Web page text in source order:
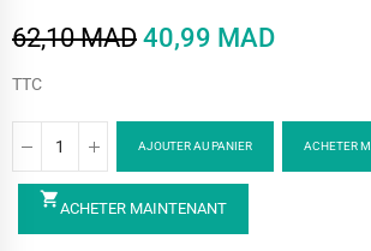
62,10 MAD 40,99 MAD
TTC
AJOUTER AU PANIER ACHETER
shopping_cartACHETER MAINTENANT